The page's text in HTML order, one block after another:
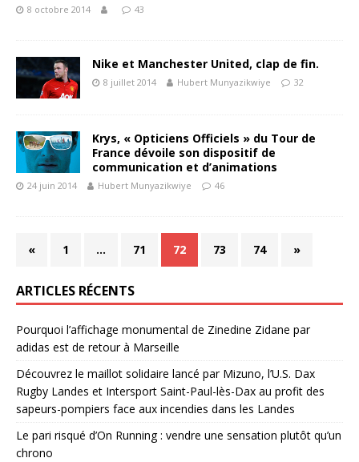
8 octobre 2014 43
Nike et Manchester United, clap de fin.
8 juillet 2014 Hubert Munyazikwiye 32
Krys, « Opticiens Officiels » du Tour de
France dévoile son dispositif de
communication et d’animations
24 juin 2014 Hubert Munyazikwiye 46
« 1 … 71 72 73 74 »
ARTICLES RÉCENTS
Pourquoi l’affichage monumental de Zinedine Zidane par
adidas est de retour à Marseille
Découvrez le maillot solidaire lancé par Mizuno, l’U.S. Dax
Rugby Landes et Intersport Saint-Paul-lès-Dax au profit des
sapeurs-pompiers face aux incendies dans les Landes
Le pari risqué d’On Running : vendre une sensation plutôt qu’un
chrono